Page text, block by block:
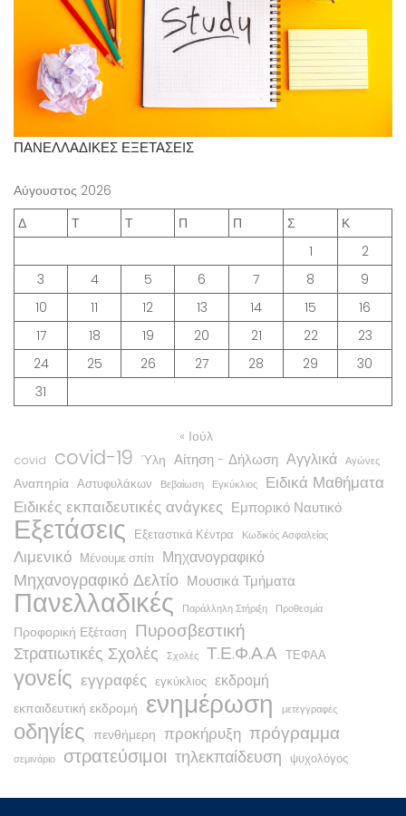
ΠΑΝΕΛΛΑΔΙΚΕΣ ΕΞΕΤΑΣΕΙΣ
Αύγουστος 2026
Δ
Τ Τ Π Π Σ
Κ
1
2
3
4 5 6 7 8
9
10
11 12 13 14 15
16
17
18 19 20 21 22
23
24
25 26 27 28 29
30
31
« Ιούλ
covid covid-19 Ύλη Αίτηση - Δήλωση Αγγλικά Αγώνες
Αναπηρία Αστυφυλάκων Βεβαίωση Εγκύκλιος Ειδικά Μαθήματα
Ειδικές εκπαιδευτικές ανάγκες Εμπορικό Ναυτικό
Εξετάσεις Εξεταστικά Κέντρα Κωδικός Ασφαλείας
Λιμενικό Μένουμε σπίτι Μηχανογραφικό
Μηχανογραφικό Δελτίο Μουσικά Τμήματα
Πανελλαδικές Παράλληλη Στήριξη Προθεσμία
Προφορική Εξέταση Πυροσβεστική
Στρατιωτικές Σχολές
Σχολές Τ.Ε.Φ.Α.Α ΤΕΦΑΑ
γονείς εγγραφές εγκύκλιος εκδρομή
εκπαιδευτική εκδρομή ενημέρωση μετεγγραφές
οδηγίες πενθήμερη προκήρυξη πρόγραμμα
σεμινάριο στρατεύσιμοι τηλεκπαίδευση ψυχολόγος